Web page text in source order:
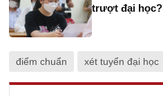
trượt đại học?
điểm chuẩn xét tuyển đại học